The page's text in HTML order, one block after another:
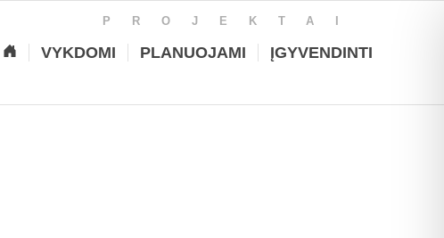
PROJEKTAI
VYKDOMI PLANUOJAMI ĮGYVENDINTI